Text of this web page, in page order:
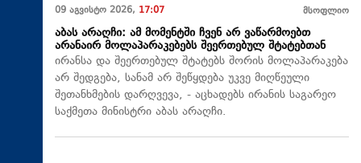
09 აგვისტო 2026, 17:07 მსოფლიო
აბას არაღჩი: ამ მომენტში ჩვენ არ ვაწარმოებთ
არანაირ მოლაპარაკებებს შეერთებულ შტატებთან
ირანსა და შეერთებულ შტატებს შორის მოლაპარაკება
არ შედგება, სანამ არ შეწყდება უკვე მიღწეული
შეთანხმების დარღვევა, - აცხადებს ირანის საგარეო
საქმეთა მინისტრი აბას არაღჩი.